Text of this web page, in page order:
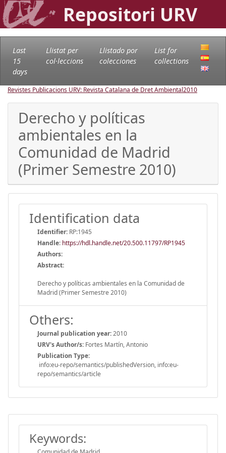
Repositori URV
Last
15
days
Llistat per
col·leccions
Llistado por
colecciones
List for
collections
Revistes Publicacions URV: Revista Catalana de Dret Ambiental2010
Derecho y políticas
ambientales en la
Comunidad de Madrid
(Primer Semestre 2010)
Identification data
Identifier: RP:1945
Handle: https://hdl.handle.net/20.500.11797/RP1945
Authors:
Abstract:
Derecho y políticas ambientales en la Comunidad de
Madrid (Primer Semestre 2010)
Others:
Journal publication year:2010
URV's Author/s: Fortes Martín, Antonio
Publication Type:
info:eu-repo/semantics/publishedVersion, info:eu-
repo/semantics/article
Keywords: